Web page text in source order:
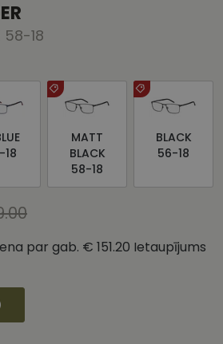
58-18
18
MATT
BLACK
58-18
BLACK
56-18
par gab. € 151.20 Ietaupījums